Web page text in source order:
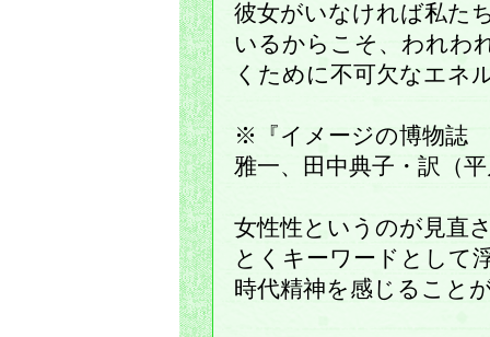
彼女がいなければ私た
いるからこそ、われわ
くために不可欠なエネ
※『イメージの博物誌
雅一、田中典子・訳（
女性性というのが見直
とくキーワードとして
時代精神を感じること